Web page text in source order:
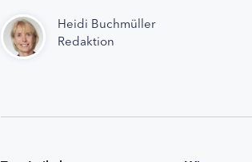
Heidi Buchmüller
Redaktion